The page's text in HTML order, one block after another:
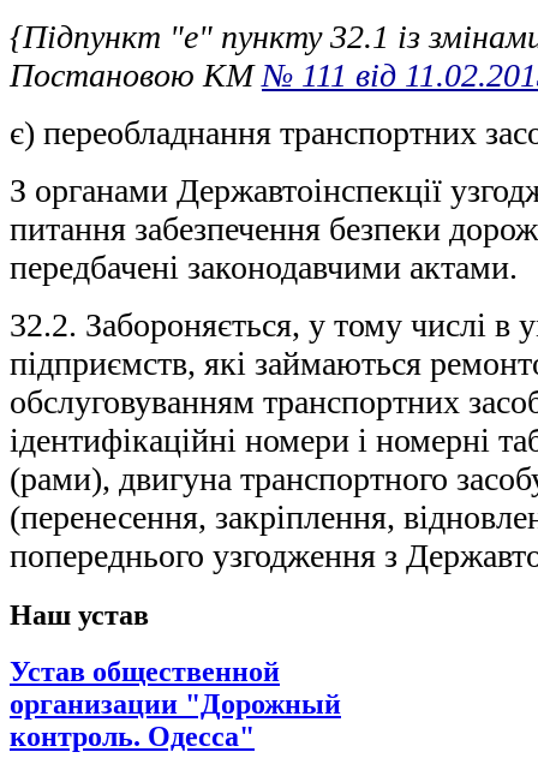
{Підпункт "е" пункту 32.1 із
Постановою КМ№ 111 від
є) переобладнання транспортних
З органами Державтоінспекції
питання забезпечення безпеки
передбачені законодавчими актами.
32.2. Забороняється, у тому числі в
підприємств, які займаються
обслуговуванням транспортних
ідентифікаційні номери і номерні
(рами), двигуна транспортного
(перенесення, закріплення,
попереднього узгодження з
Наш устав
Устав общественной
организации "Дорожный
контроль. Одесса"